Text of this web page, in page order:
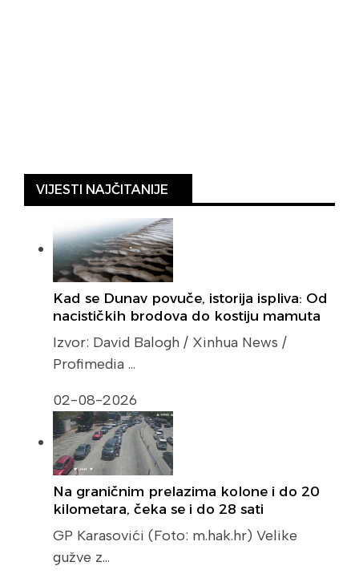
VIJESTI NAJČITANIJE
Kad se Dunav povuče, istorija ispliva: Od
nacističkih brodova do kostiju mamuta
Izvor: David Balogh / Xinhua News /
Profimedia …
02-08-2026
Na graničnim prelazima kolone i do 20
kilometara, čeka se i do 28 sati
GP Karasovići (Foto: m.hak.hr) Velike
gužve z…